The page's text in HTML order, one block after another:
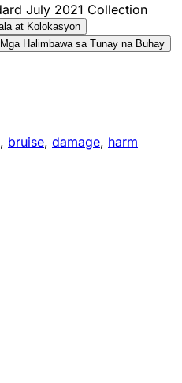
July 2021 Collection
at Kolokasyon
Mga Halimbawa sa Tunay na Buhay
, bruise, damage, harm